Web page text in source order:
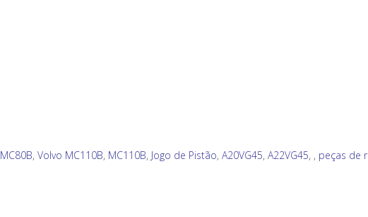
MC80B, Volvo MC110B, MC110B, Jogo de Pistão, A20VG45, A22VG45, , peças de